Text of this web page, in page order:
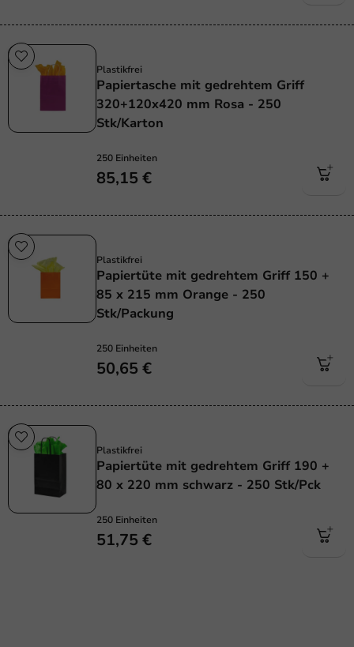
Plastikfrei
Papiertasche mit gedrehtem Griff
320+120x420 mm Rosa - 250
Stk/Karton
250 Einheiten
85,15 €
Plastikfrei
Papiertüte mit gedrehtem Griff 150 +
85 x 215 mm Orange - 250
Stk/Packung
250 Einheiten
50,65 €
Plastikfrei
Papiertüte mit gedrehtem Griff 190 +
80 x 220 mm schwarz - 250 Stk/Pck
250 Einheiten
51,75 €